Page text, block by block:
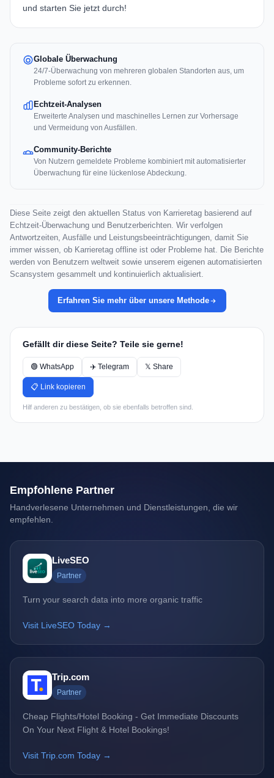
und starten Sie jetzt durch!
Globale Überwachung
24/7-Überwachung von mehreren globalen Standorten aus, um
Probleme sofort zu erkennen.
Echtzeit-Analysen
Erweiterte Analysen und maschinelles Lernen zur Vorhersage
und Vermeidung von Ausfällen.
Community-Berichte
Von Nutzern gemeldete Probleme kombiniert mit automatisierter
Überwachung für eine lückenlose Abdeckung.
Diese Seite zeigt den aktuellen Status von Karrieretag basierend auf
Echtzeit-Überwachung und Benutzerberichten. Wir verfolgen
Antwortzeiten, Ausfälle und Leistungsbeeinträchtigungen, damit Sie
immer wissen, ob Karrieretag offline ist oder Probleme hat. Die Berichte
werden von Benutzern weltweit sowie unserem eigenen automatisierten
Scansystem gesammelt und kontinuierlich aktualisiert.
Erfahren Sie mehr über unsere Methode
Gefällt dir diese Seite? Teile sie gerne!
🟢 WhatsApp ✈️ Telegram 𝕏 Share
📋 Link kopieren
Hilf anderen zu bestätigen, ob sie ebenfalls betroffen sind.
Empfohlene Partner
Handverlesene Unternehmen und Dienstleistungen, die wir
empfehlen.
LiveSEO
Partner
Turn your search data into more organic traffic
Visit LiveSEO Today →
Trip.com
Partner
Cheap Flights/Hotel Booking - Get Immediate Discounts
On Your Next Flight & Hotel Bookings!
Visit Trip.com Today →